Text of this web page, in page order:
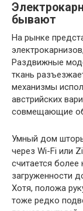
бывают
На рынке
Раздвижные
ткань
механизмы
австрийских
совмещающие
Умный дом
через Wi-Fi или
считается
загруженности
Хотя, положа
тоже редко